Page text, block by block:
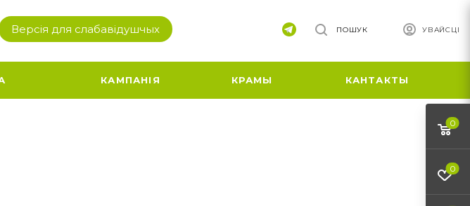
Версія для слабавідушчых УВАЙСЦІ
ПОШУК
КАМПАНІЯ КРАМЫ КАНТАКТЫ
0
0